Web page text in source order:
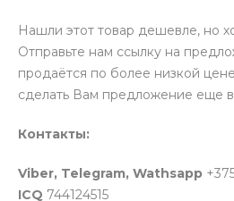
Нашли этот товар дешевле, но
Отправьте нам ссылку на
продаётся по более низкой
сделать Вам предложение еще
Контакты:
Viber, Telegram, Wathsapp
ICQ 744124515